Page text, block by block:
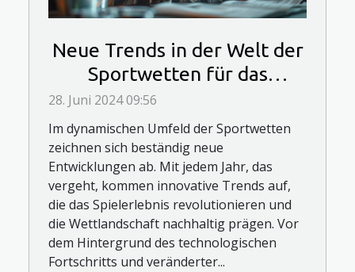
Neue Trends in der Welt der
Sportwetten für das
kommende Jahr
28. Juni 2024 09:56
Im dynamischen Umfeld der Sportwetten
zeichnen sich beständig neue
Entwicklungen ab. Mit jedem Jahr, das
vergeht, kommen innovative Trends auf,
die das Spielerlebnis revolutionieren und
die Wettlandschaft nachhaltig prägen. Vor
dem Hintergrund des technologischen
Fortschritts und veränderter...